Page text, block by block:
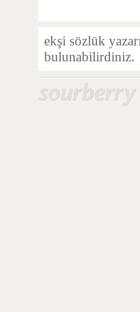
ekşi sözlük
bulunabilirdiniz.